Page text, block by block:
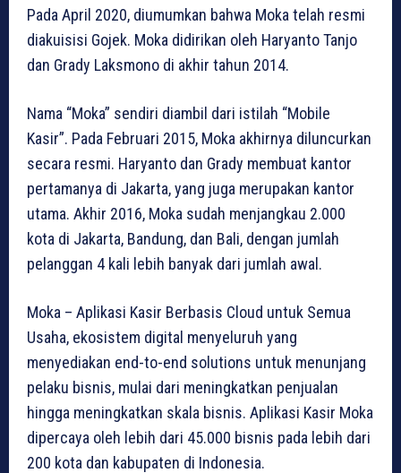
Pada April 2020, diumumkan bahwa Moka telah resmi
diakuisisi Gojek. Moka didirikan oleh Haryanto Tanjo
dan Grady Laksmono di akhir tahun 2014.
Nama “Moka” sendiri diambil dari istilah “Mobile
Kasir”. Pada Februari 2015, Moka akhirnya diluncurkan
secara resmi. Haryanto dan Grady membuat kantor
pertamanya di Jakarta, yang juga merupakan kantor
utama. Akhir 2016, Moka sudah menjangkau 2.000
kota di Jakarta, Bandung, dan Bali, dengan jumlah
pelanggan 4 kali lebih banyak dari jumlah awal.
Moka – Aplikasi Kasir Berbasis Cloud untuk Semua
Usaha, ekosistem digital menyeluruh yang
menyediakan end-to-end solutions untuk menunjang
pelaku bisnis, mulai dari meningkatkan penjualan
hingga meningkatkan skala bisnis. Aplikasi Kasir Moka
dipercaya oleh lebih dari 45.000 bisnis pada lebih dari
200 kota dan kabupaten di Indonesia.